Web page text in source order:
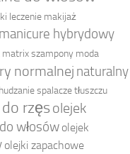
leczenie makijaż
manicure hybrydowy
matrix szampony moda
normalnej naturalny
spalacze tłuszczu
rzęs olejek
włosów olejek
olejki zapachowe